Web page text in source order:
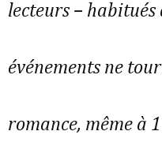
lecteurs – habitués
événements ne
romance, même à